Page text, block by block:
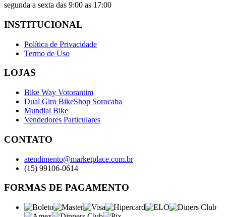
segunda a sexta das 9:00 as 17:00
INSTITUCIONAL
Política de Privacidade
Termo de Uso
LOJAS
Bike Way Votorantim
Dual Giro BikeShop Sorocaba
Mundial Bike
Vendedores Particulares
CONTATO
atendimento@marketplace.com.br
(15) 99106-0614
FORMAS DE PAGAMENTO